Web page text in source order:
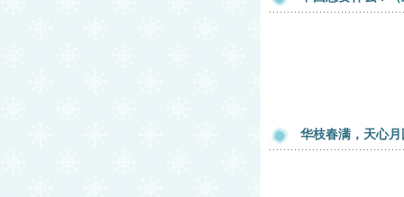
华枝春满，天心月